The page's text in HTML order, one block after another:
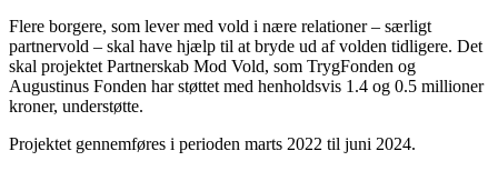
Flere borgere, som lever med vold i nære relationer – særligt
partnervold – skal have hjælp til at bryde ud af volden tidligere. Det
skal projektet Partnerskab Mod Vold, som TrygFonden og
Augustinus Fonden har støttet med henholdsvis 1.4 og 0.5 millioner
kroner, understøtte.
Projektet gennemføres i perioden marts 2022 til juni 2024.